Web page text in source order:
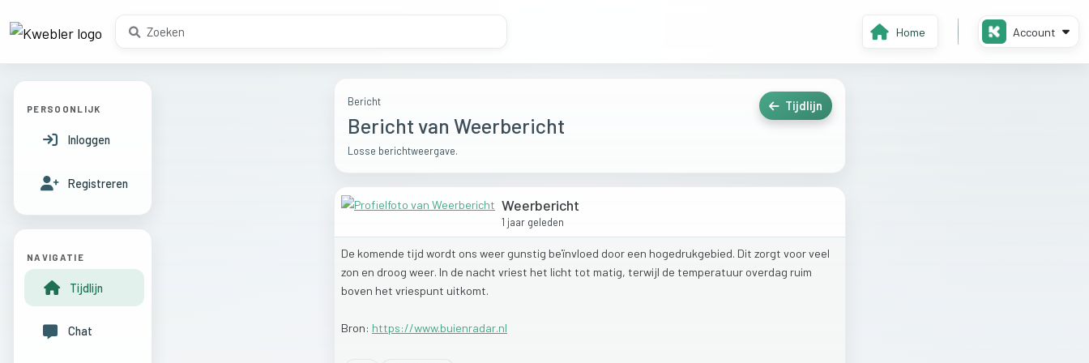
Home Account
Bericht
Bericht van Weerbericht
Losse berichtweergave.
Tijdlijn
Weerbericht
1 jaar geleden
De komende tijd wordt ons weer gunstig beïnvloed door een hogedrukgebied. Dit zorgt voorveel
zon en droog weer. In de nacht vriest het licht tot matig, terwijl de temperatuur overdag ruim
boven het vriespunt uitkomt.
Bron: https://www.buienradar.nl
PERSOONLIJK
Inloggen
Registreren
NAVIGATIE
Tijdlijn
Chat